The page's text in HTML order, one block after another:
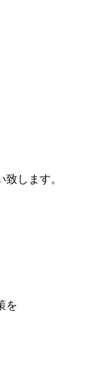
します。
を